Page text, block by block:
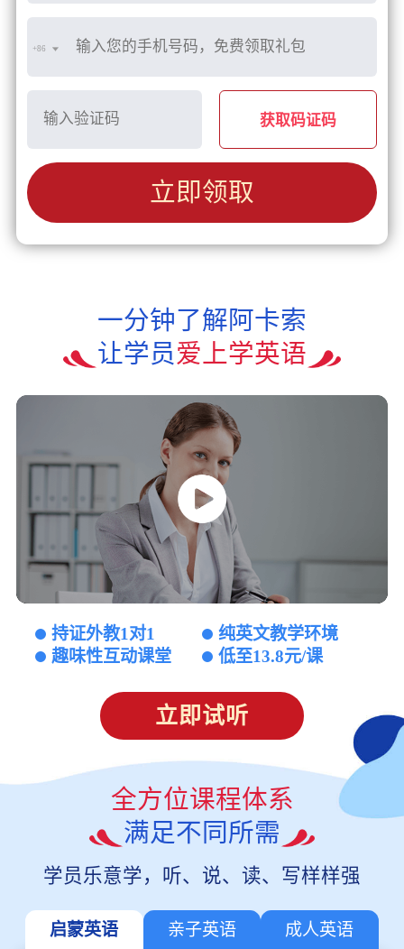
+86
获取码证码
立即领取
一分钟了解阿卡索
让学员爱上学英语
持证外教1对1
纯英文教学环境
趣味性互动课堂
低至13.8元/课
立即试听
全方位课程体系
满足不同所需
学员乐意学，听、说、读、写样样强
启蒙英语 亲子英语 成人英语